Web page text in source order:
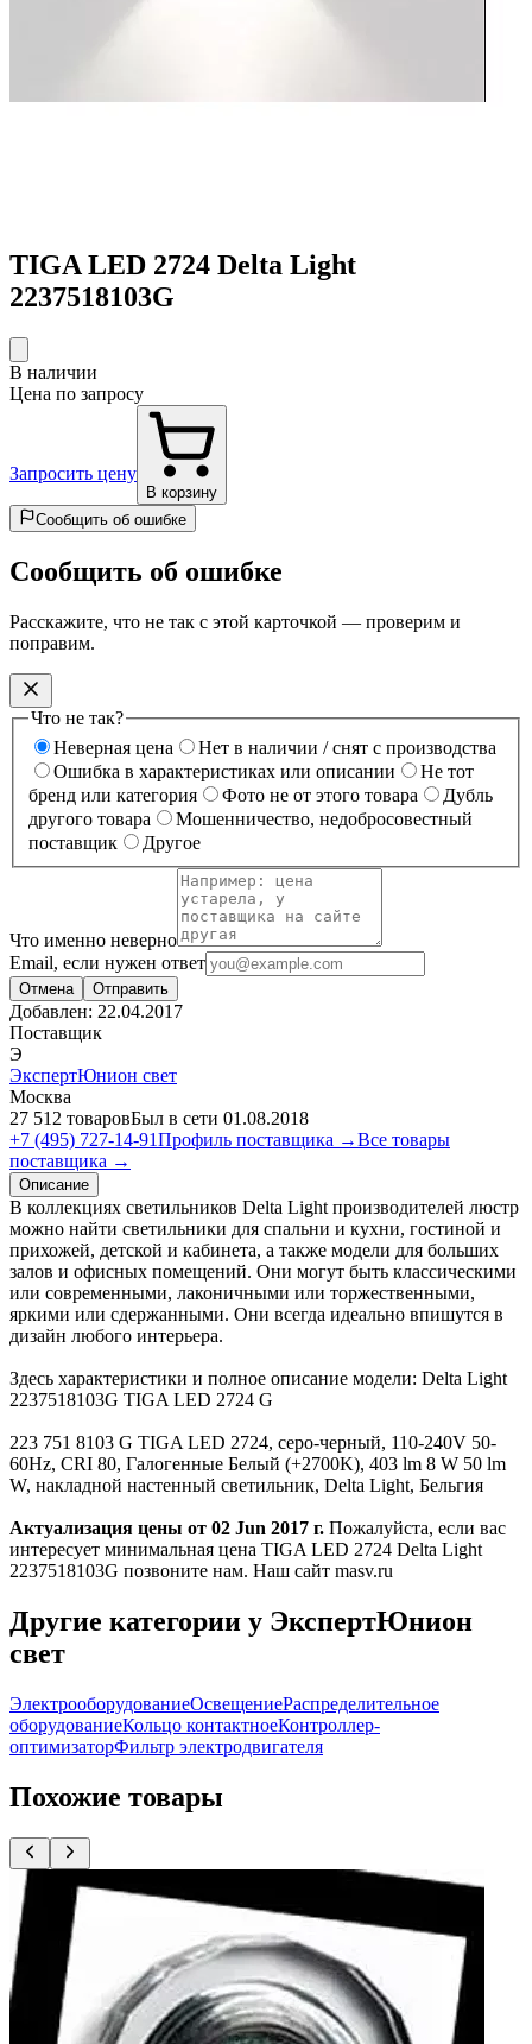
TIGA LED 2724 Delta Light
2237518103G
В наличии
Цена по запросу
Запросить цену
В корзину
Сообщить об ошибке
Сообщить об ошибке
Расскажите, что не так с этой карточкой — проверим и
поправим.
Что не так?
Неверная цена
Нет в наличии / снят с производства
Ошибка в характеристиках или описании
Не тот
бренд или категория
Фото не от этого товара
Дубль
другого товара
Мошенничество, недобросовестный
поставщик
Другое
Что именно неверно
Email, если нужен ответ
Отмена Отправить
Добавлен: 22.04.2017
Поставщик
Э
ЭкспертЮнион свет
Москва
27 512 товаровБыл в сети 01.08.2018
+7 (495) 727-14-91Профиль поставщика →Все товары
поставщика →
Описание
В коллекциях светильников Delta Light производителей люстр
можно найти светильники для спальни и кухни, гостиной и
прихожей, детской и кабинета, а также модели для больших
залов и офисных помещений. Они могут быть классическими
или современными, лаконичными или торжественными,
яркими или сдержанными. Они всегда идеально впишутся в
дизайн любого интерьера.
Здесь характеристики и полное описание модели: Delta Light
2237518103G TIGA LED 2724 G
223 751 8103 G TIGA LED 2724, серо-черный, 110-240V 50-
60Hz, CRI 80, Галогенные Белый (+2700K), 403 lm 8 W 50 lm
W, накладной настенный светильник, Delta Light, Бельгия
Актуализация цены от 02 Jun 2017 г. Пожалуйста, если вас
интересует минимальная цена TIGA LED 2724 Delta Light
2237518103G позвоните нам. Наш сайт masv.ru
Другие категории у ЭкспертЮнион
свет
ЭлектрооборудованиеОсвещениеРаспределительное
оборудованиеКольцо контактноеКонтроллер-
оптимизаторФильтр электродвигателя
Похожие товары